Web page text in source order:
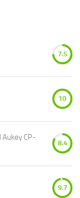
7.5
10
CP-
8.4
9.7